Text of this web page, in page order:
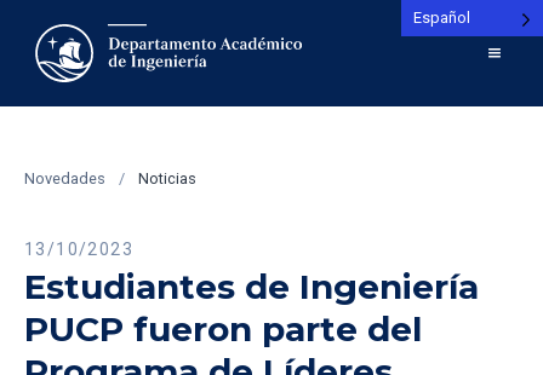
Novedades / Noticias
13/10/2023
Estudiantes de Ingeniería
PUCP fueron parte del
Español